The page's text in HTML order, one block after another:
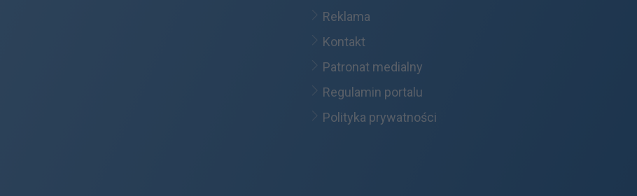
Reklama
Kontakt
Patronat medialny
Regulamin portalu
Polityka prywatności